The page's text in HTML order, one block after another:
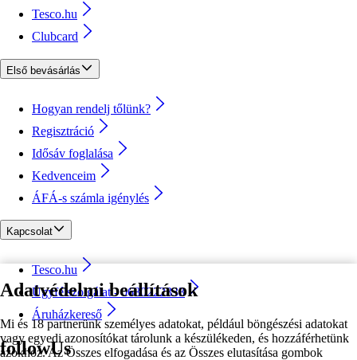
Adatvédelmi beállítások
Mi és 18 partnerünk személyes adatokat, például böngészési adatokat
vagy egyedi azonosítókat tárolunk a készülékeden, és hozzáférhetünk
azokhoz. Az Összes elfogadása és az Összes elutasítása gombok
Tesco.hu
Clubcard
Első bevásárlás
Hogyan rendelj tőlünk?
Regisztráció
Idősáv foglalása
Kedvenceim
ÁFÁ-s számla igénylés
Kapcsolat
Tesco.hu
Ügyfélszolgálat - 0680222333
Áruházkereső
followUs